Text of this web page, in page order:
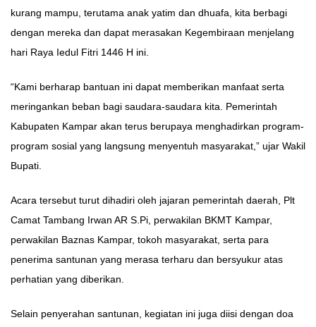
kurang mampu, terutama anak yatim dan dhuafa, kita berbagi
dengan mereka dan dapat merasakan Kegembiraan menjelang
hari Raya Iedul Fitri 1446 H ini.
“Kami berharap bantuan ini dapat memberikan manfaat serta
meringankan beban bagi saudara-saudara kita. Pemerintah
Kabupaten Kampar akan terus berupaya menghadirkan program-
program sosial yang langsung menyentuh masyarakat,” ujar Wakil
Bupati.
Acara tersebut turut dihadiri oleh jajaran pemerintah daerah, Plt
Camat Tambang Irwan AR S.Pi, perwakilan BKMT Kampar,
perwakilan Baznas Kampar, tokoh masyarakat, serta para
penerima santunan yang merasa terharu dan bersyukur atas
perhatian yang diberikan.
Selain penyerahan santunan, kegiatan ini juga diisi dengan doa